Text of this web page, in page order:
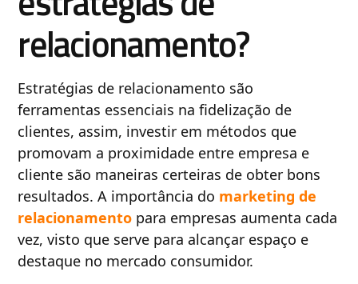
relacionamento?
Estratégias de relacionamento são
ferramentas essenciais na fidelização de
clientes, assim, investir em métodos que
promovam a proximidade entre empresa e
cliente são maneiras certeiras de obter bons
resultados. A importância do marketing de
relacionamento para empresas aumenta cada
vez, visto que serve para alcançar espaço e
destaque no mercado consumidor.